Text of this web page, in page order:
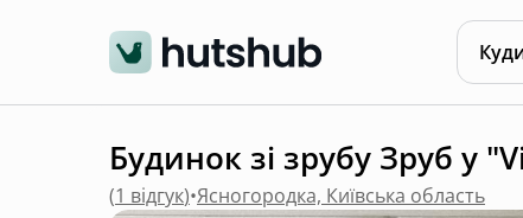
Будинок зі зрубу Зруб у
(1 відгук)•Ясногородка, Київська область